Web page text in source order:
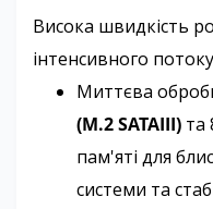
Висока швидкість
інтенсивного потоку
Миттєва
(M.2 SATAIII) та
пам'яті для
системи та